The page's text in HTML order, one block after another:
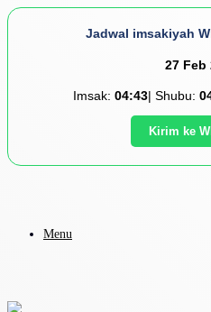
Jadwal imsakiyah
27 Feb
Imsak: 04:43| Shubu:
Kirim ke
Menu